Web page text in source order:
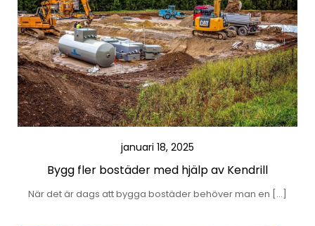
januari 18, 2025
Bygg fler bostäder med hjälp av Kendrill
När det är dags att bygga bostäder behöver man en […]